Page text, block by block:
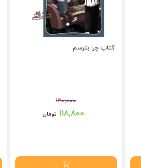
کتاب چرا بترسم
۱۲۰,۰۰۰
قیمت اصلی: ۱۲۰,۰۰۰ تومان بود.۱۱۸,۸۰۰ تومان